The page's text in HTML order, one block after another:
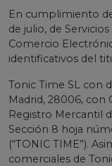
En cumplimiento
de julio, de
Comercio
identificativos del
Tonic Time SL con
Madrid, 28006, con
Registro Mercantil
Sección 8 hoja
(“TONIC TIME”).
comerciales de